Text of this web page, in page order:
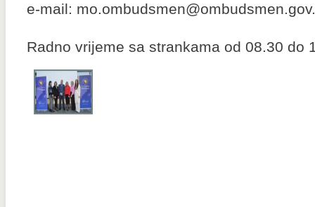
e-mail:
Radno vrijeme sa strankama od 08.30 do